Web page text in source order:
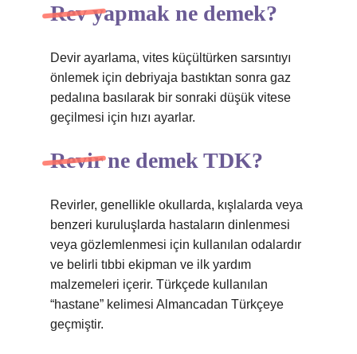
Rev yapmak ne demek?
Devir ayarlama, vites küçültürken sarsıntıyı
önlemek için debriyaja bastıktan sonra gaz
pedalına basılarak bir sonraki düşük vitese
geçilmesi için hızı ayarlar.
Revir ne demek TDK?
Revirler, genellikle okullarda, kışlalarda veya
benzeri kuruluşlarda hastaların dinlenmesi
veya gözlemlenmesi için kullanılan odalardır
ve belirli tıbbi ekipman ve ilk yardım
malzemeleri içerir. Türkçede kullanılan
“hastane” kelimesi Almancadan Türkçeye
geçmiştir.